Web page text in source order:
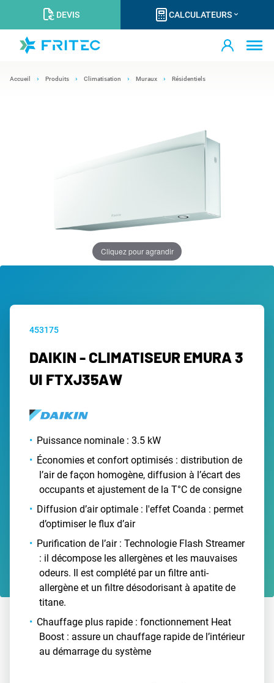
DEVIS CALCULATEURS
Accueil Produits Climatisation Muraux Résidentiels
Cliquez pour agrandir
453175
DAIKIN - CLIMATISEUR EMURA 3
UI FTXJ35AW
Puissance nominale : 3.5 kW
Économies et confort optimisés : distribution de
l’air de façon homogène, diffusion à l’écart des
occupants et ajustement de la T°C de consigne
Diffusion d’air optimale : l'effet Coanda : permet
d’optimiser le flux d’air
Purification de l’air : Technologie Flash Streamer
: il décompose les allergènes et les mauvaises
odeurs. Il est complété par un filtre anti-
allergène et un filtre désodorisant à apatite de
titane.
Chauffage plus rapide : fonctionnement Heat
Boost : assure un chauffage rapide de l’intérieur
au démarrage du système